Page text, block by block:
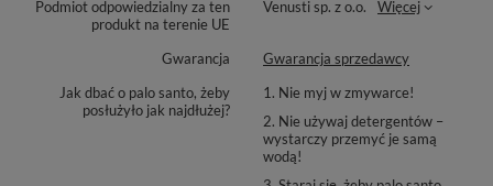
Podmiot odpowiedzialny za ten
produkt na terenie UE
Venusti sp. z o.o. Więcej
Gwarancja
Gwarancja sprzedawcy
Jak dbać o palo santo, żeby
posłużyło jak najdłużej?
1. Nie myj w zmywarce!
2. Nie używaj detergentów –
wystarczy przemyć je samą
wodą!